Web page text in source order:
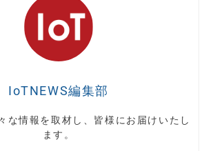
IoTNEWS編集部
な情報を取材し、皆様にお届けいたし
ます。